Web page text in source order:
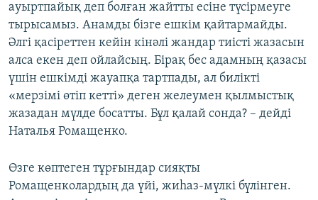
ауыртпайық деп болған жайтты есіне түсірмеуге
тырысамыз. Анамды бізге ешкім қайтармайды.
Әлгі қасіреттен кейін кінәлі жандар тиісті жазасын
алса екен деп ойлайсың. Бірақ бес адамның қазасы
үшін ешкімді жауапқа тартпады, ал билікті
«мерзімі өтіп кетті» деген желеумен қылмыстық
жазадан мүлде босатты. Бұл қалай сонда? – дейді
Наталья Ромащенко.
Өзге көптеген тұрғындар сияқты
Ромащенколардың да үйі, жиһаз-мүлкі бүлінген.